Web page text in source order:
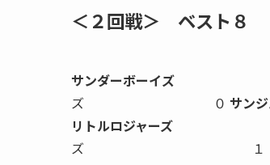
＜２回戦＞ ベスト８
サンダーボーイズ ２ 台
ズ ０ サン
リトルロジャーズ
ズ １